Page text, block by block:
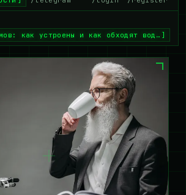
как устроены и как обходят вод…